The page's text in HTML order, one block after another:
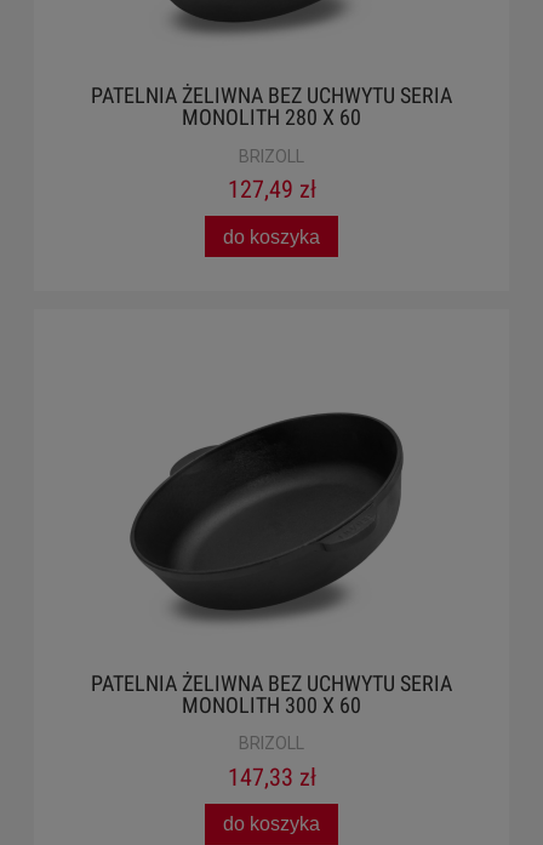
PATELNIA ŻELIWNA BEZ UCHWYTU SERIA
MONOLITH 280 X 60
BRIZOLL
127,49 zł
do koszyka
PATELNIA ŻELIWNA BEZ UCHWYTU SERIA
MONOLITH 300 X 60
BRIZOLL
147,33 zł
do koszyka